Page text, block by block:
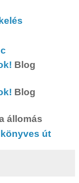
Blog
Blog
állomás
út